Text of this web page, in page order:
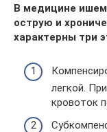
В медицине
острую и
характерны три
легкой.
кровоток